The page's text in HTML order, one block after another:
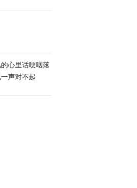
心里话哽咽落
声对不起